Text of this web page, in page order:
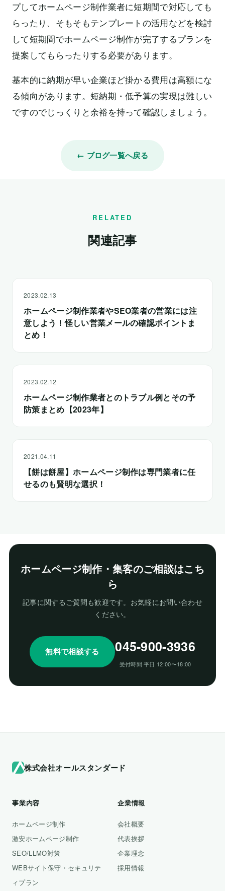
プしてホームページ制作業者に短期間で対応しても
らったり、そもそもテンプレートの活用などを検討
して短期間でホームページ制作が完了するプランを
提案してもらったりする必要があります。
基本的に納期が早い企業ほど掛かる費用は高額にな
る傾向があります。短納期・低予算の実現は難しい
ですのでじっくりと余裕を持って確認しましょう。
← ブログ一覧へ戻る
RELATED
関連記事
2023.02.13
ホームページ制作業者やSEO業者の営業には注
意しよう！怪しい営業メールの確認ポイントま
とめ！
2023.02.12
ホームページ制作業者とのトラブル例とその予
防策まとめ【2023年】
2021.04.11
【餅は餅屋】ホームページ制作は専門業者に任
せるのも賢明な選択！
ホームページ制作・集客のご相談はこち
ら
記事に関するご質問も歓迎です。お気軽にお問い合わせ
ください。
無料で相談する 045-900-3936
受付時間 平日 12:00〜18:00
株式会社オールスタンダード
事業内容
ホームページ制作
激安ホームページ制作
SEO/LLMO対策
WEBサイト保守・セキュリテ
ィプラン
企業情報
会社概要
代表挨拶
企業理念
採用情報